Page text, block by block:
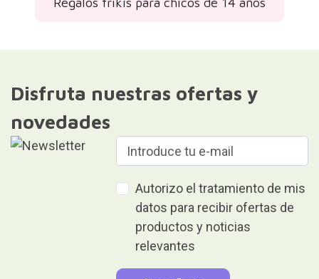
Disfruta nuestras ofertas y
novedades
Autorizo el tratamiento de mis
datos para recibir ofertas de
productos y noticias
relevantes